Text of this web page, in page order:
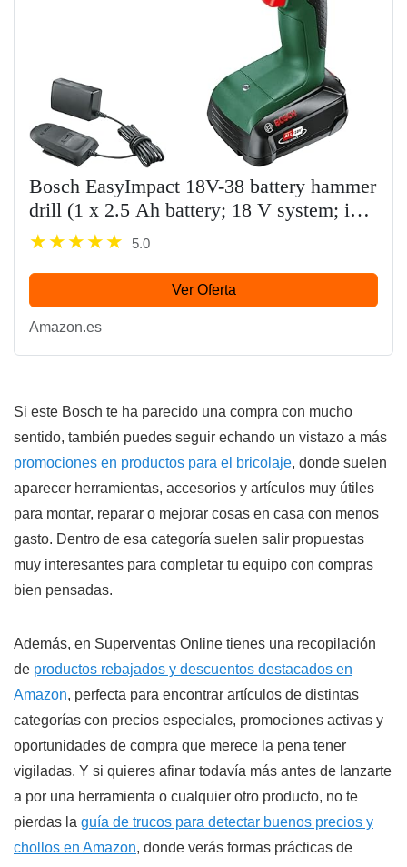
Bosch EasyImpact 18V-38 battery hammer
drill (1 x 2.5 Ah battery; 18 V system; in
carrying case)5.0
Ver Oferta
Amazon.es
Si este Bosch te ha parecido una compra con mucho
sentido, también puedes seguir echando un vistazo a más
promociones en productos para el bricolaje, donde suelen
aparecer herramientas, accesorios y artículos muy útiles
para montar, reparar o mejorar cosas en casa con menos
gasto. Dentro de esa categoría suelen salir propuestas
muy interesantes para completar tu equipo con compras
bien pensadas.
Además, en Superventas Online tienes una recopilación
de productos rebajados y descuentos destacados en
Amazon, perfecta para encontrar artículos de distintas
categorías con precios especiales, promociones activas y
oportunidades de compra que merece la pena tener
vigiladas. Y si quieres afinar todavía más antes de lanzarte
a por una herramienta o cualquier otro producto, no te
pierdas la guía de trucos para detectar buenos precios y
chollos en Amazon, donde verás formas prácticas de